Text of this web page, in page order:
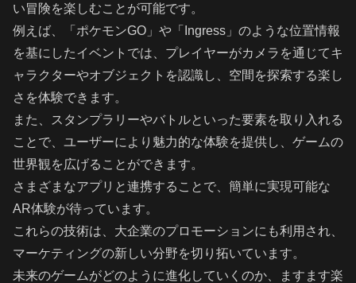
い冒険を楽しむことが可能です。
例えば、「ポケモンGO」や「Ingress」のような位置情報
を基にしたイベントでは、プレイヤーがカメラを通じてキ
ャラクターやオブジェクトを認識し、空間を探索する楽し
さを体験できます。
また、スタンプラリーやバトルといった要素を取り入れる
ことで、ユーザーにより魅力的な体験を提供し、ゲームの
世界観を広げることができます。
さまざまなアプリと連携することで、簡単に実現可能な
AR体験が待っています。
これらの技術は、大企業のプロモーションにも利用され、
マーケティングの新しい分野を切り拓いています。
未来のゲームがどのように進化していくのか、ますます楽